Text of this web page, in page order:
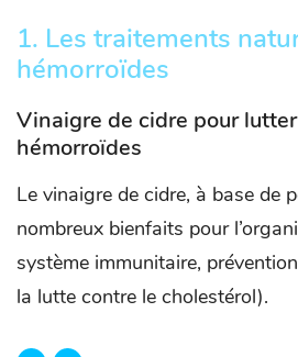
1. Les traitements
hémorroïdes
Vinaigre de cidre pour
hémorroïdes
Le vinaigre de cidre, à base de
nombreux bienfaits pour
système immunitaire,
la lutte contre le cholestérol).